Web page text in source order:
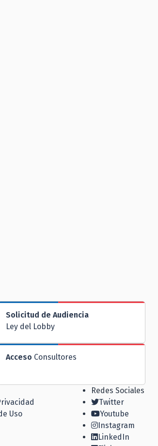
Solicitud de Audiencia
Ley del Lobby
Acceso Consultores
Uso
Redes Sociales
Twitter
Youtube
Instagram
LinkedIn